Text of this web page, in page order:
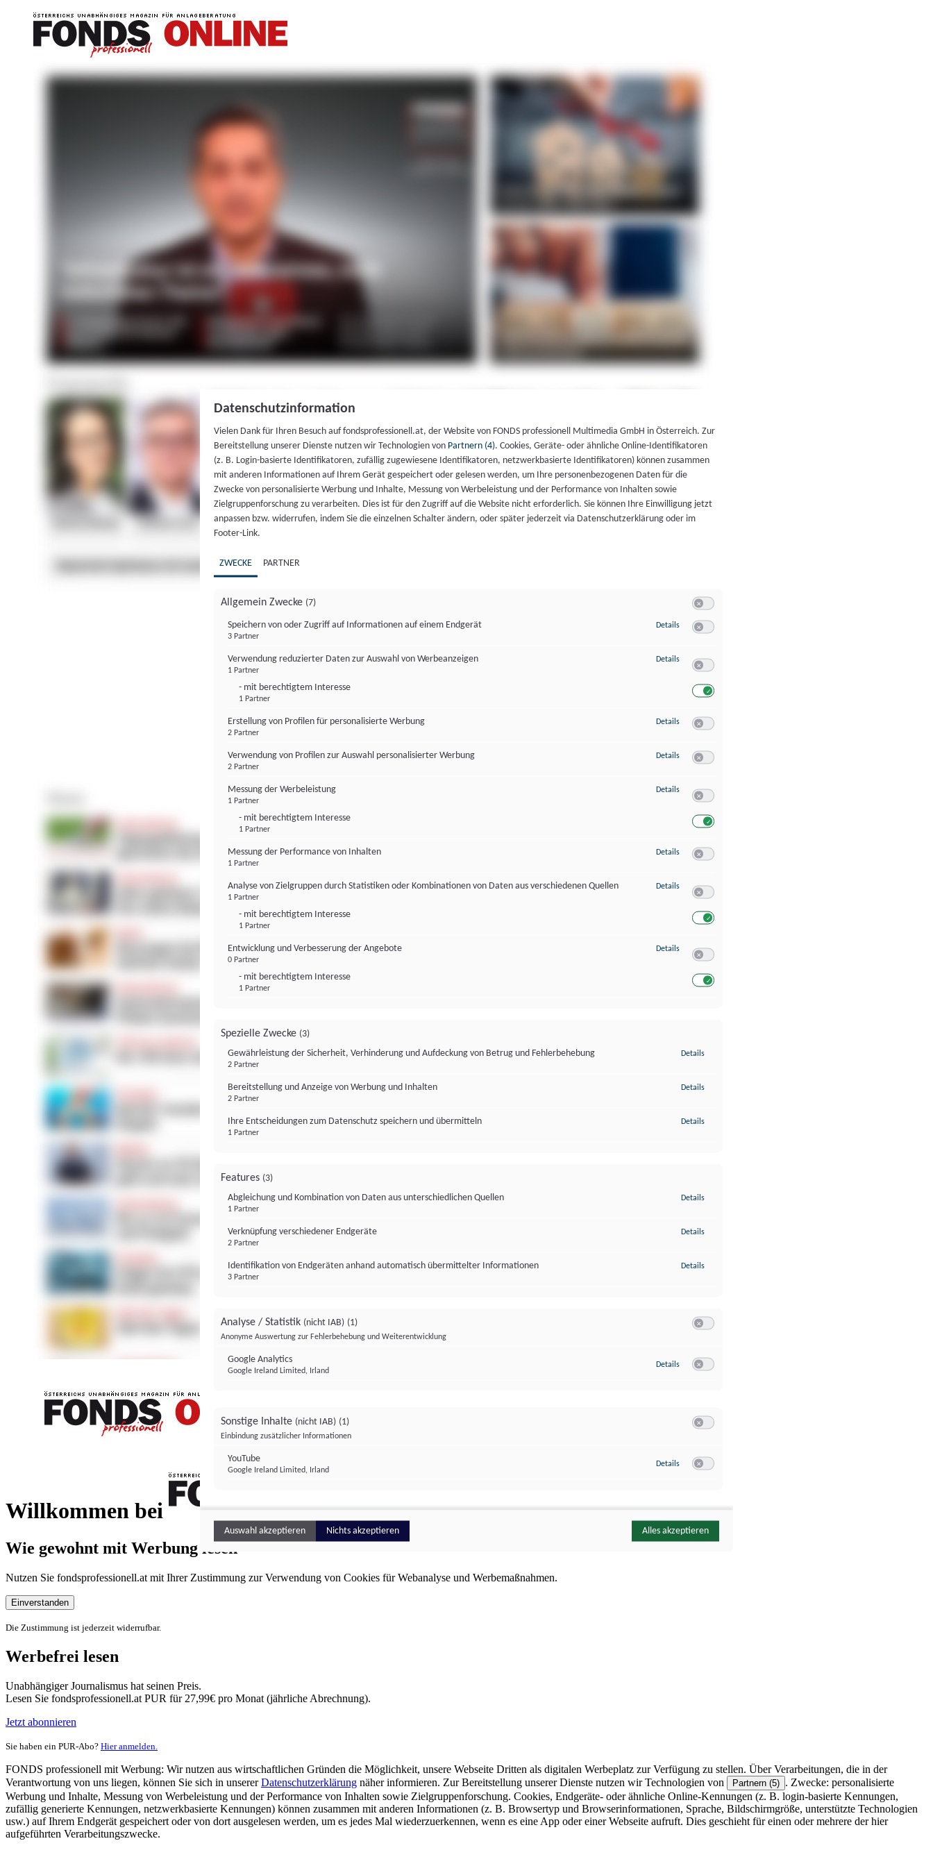
Willkommen bei
FONDS professionell
Wie gewohnt mit Werbung lesen
Nutzen Sie fondsprofessionell.at mit Ihrer Zustimmung zur Verwendung von Cookies für Webanalyse und Werbemaßnahmen.
Einverstanden
Die Zustimmung ist jederzeit widerrufbar.
Werbefrei lesen
Unabhängiger Journalismus hat seinen Preis.
Lesen Sie fondsprofessionell.at PUR für 27,99€ pro Monat (jährliche Abrechnung).
Jetzt abonnieren
Sie haben ein PUR-Abo? Hier anmelden.
FONDS professionell mit Werbung: Wir nutzen aus wirtschaftlichen Gründen die Möglichkeit, unsere Webseite Dritten als digitalen Werbeplatz zur Verfügung zu stellen. Über Verarbeitungen, die in der
Verantwortung von uns liegen, können Sie sich in unsererDatenschutzerklärung näher informieren. Zur Bereitstellung unserer Dienste nutzen wir Technologien von Partnern (5) . Zwecke: personalisierte
Werbung und Inhalte, Messung von Werbeleistung und der Performance von Inhalten sowie Zielgruppenforschung. Cookies, Endgeräte- oder ähnliche Online-Kennungen (z. B. login-basierte Kennungen,
zufällig generierte Kennungen, netzwerkbasierte Kennungen) können zusammen mit anderen Informationen (z. B. Browsertyp und Browserinformationen, Sprache, Bildschirmgröße, unterstützte Technologien
usw.) auf Ihrem Endgerät gespeichert oder von dort ausgelesen werden, um es jedes Mal wiederzuerkennen, wenn es eine App oder einer Webseite aufruft. Dies geschieht für einen oder mehrere der hier
aufgeführten Verarbeitungszwecke.
Datenschutzinformation
Vielen Dank für Ihren Besuch auf fondsprofessionell.at, der Website von FONDS professionell Multimedia GmbH in Österreich. Zur
Bereitstellung unserer Dienste nutzen wir Technologien von Partnern (4). Cookies, Geräte- oder ähnliche Online-Identifikatoren
(z. B. Login-basierte Identifikatoren, zufällig zugewiesene Identifikatoren, netzwerkbasierte Identifikatoren) können zusammen
mit anderen Informationen auf Ihrem Gerät gespeichert oder gelesen werden, um Ihre personenbezogenen Daten für die
Zwecke von personalisierte Werbung und Inhalte, Messung von Werbeleistung und der Performance von Inhalten sowie
Zielgruppenforschung zu verarbeiten. Dies ist für den Zugriff auf die Website nicht erforderlich. Sie können Ihre Einwilligung jetzt
anpassen bzw. widerrufen, indem Sie die einzelnen Schalter ändern, oder später jederzeit via Datenschutzerklärung oder im
Footer-Link.
ZWECKE PARTNER
Allgemein Zwecke (7)
Speichern von oder Zugriff auf Informationen auf einem Endgerät
3 Partner
Details zu Speichern von oder Zugriff auf Informationen auf einem Endgerät
Verwendung reduzierter Daten zur Auswahl von Werbeanzeigen
1 Partner
- mit berechtigtem Interesse
1 Partner
Details zu Verwendung reduzierter Daten zur Auswahl von Werbeanzeigen
Erstellung von Profilen für personalisierte Werbung
2 Partner
Details zu Erstellung von Profilen für personalisierte Werbung
Verwendung von Profilen zur Auswahl personalisierter Werbung
2 Partner
Details zu Verwendung von Profilen zur Auswahl personalisierter Werbung
Messung der Werbeleistung
1 Partner
- mit berechtigtem Interesse
1 Partner
Details zu Messung der Werbeleistung
Messung der Performance von Inhalten
1 Partner
Details zu Messung der Performance von Inhalten
Analyse von Zielgruppen durch Statistiken oder Kombinationen von Daten aus verschiedenen Quellen
1 Partner
- mit berechtigtem Interesse
1 Partner
Details zu Analyse von Zielgruppen durch Statistiken oder Kombinationen von
Entwicklung und Verbesserung der Angebote
0 Partner
- mit berechtigtem Interesse
1 Partner
Details zu Entwicklung und Verbesserung der Angebote
Spezielle Zwecke (3)
Gewährleistung der Sicherheit, Verhinderung und Aufdeckung von Betrug und Fehlerbehebung
2 Partner
Details
Bereitstellung und Anzeige von Werbung und Inhalten
2 Partner
Details
Ihre Entscheidungen zum Datenschutz speichern und übermitteln
1 Partner
Details
Features (3)
Abgleichung und Kombination von Daten aus unterschiedlichen Quellen
1 Partner
Details
Verknüpfung verschiedener Endgeräte
2 Partner
Details
Identifikation von Endgeräten anhand automatisch übermittelter Informationen
3 Partner
Details
Analyse / Statistik (nicht IAB) (1)
Anonyme Auswertung zur Fehlerbehebung und Weiterentwicklung
Google Analytics
Google Ireland Limited, Irland
Details zu Google Analytics
Sonstige Inhalte (nicht IAB) (1)
Einbindung zusätzlicher Informationen
YouTube
Google Ireland Limited, Irland
Details zu YouTube
Auswahl akzeptieren Nichts akzeptieren Alles akzeptieren